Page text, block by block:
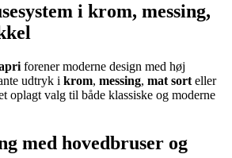
i krom, messing,
forener moderne design med høj
udtryk i krom, messing, mat sort eller
oplagt valg til både klassiske og moderne
med hovedbruser og